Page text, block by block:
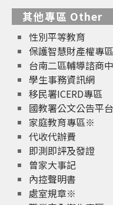
其他專區 Other
性別平等教育
保護智慧財產權專區
台南二區輔導諮商
學生事務資訊網
移民署ICERD專區
國教署公文公告平台
家庭教育專區※
代收代辦費
即測即評及發證
曾家大事記
內控聲明書
處室規章※